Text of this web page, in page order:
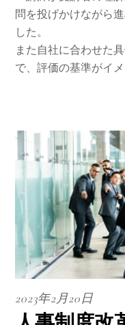
問を投げかけながら
した。
また自社に合わせた
で、評価の基準がイ
2023年2月20日